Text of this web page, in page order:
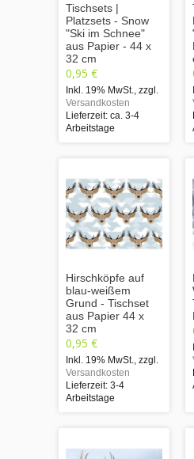
Tischsets |
Platzsets - Snow
"Ski im Schnee"
aus Papier - 44 x
32 cm
0,95 €
Inkl. 19% MwSt. zzgl.
Versandkosten
Lieferzeit: ca. 3-4
Arbeitstage
Hirschköpfe auf
blau-weißem
Grund - Tischset
aus Papier 44 x
32 cm
0,95 €
Inkl. 19% MwSt. zzgl.
Versandkosten
Lieferzeit: 3-4
Arbeitstage